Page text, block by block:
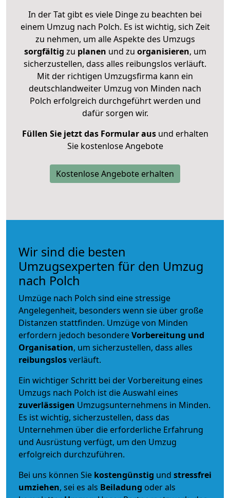
In der Tat gibt es viele Dinge zu beachten bei
einem Umzug nach Polch. Es ist wichtig, sich Zeit
zu nehmen, um alle Aspekte des Umzugs
sorgfältig zu planen und zu organisieren, um
sicherzustellen, dass alles reibungslos verläuft.
Mit der richtigen Umzugsfirma kann ein
deutschlandweiter Umzug von Minden nach
Polch erfolgreich durchgeführt werden und
dafür sorgen wir.
Füllen Sie jetzt das Formular ausund erhalten
Sie kostenlose Angebote
Kostenlose Angebote erhalten
Wir sind die besten
Umzugsexperten für den Umzug
nach Polch
Umzüge nach Polch sind eine stressige
Angelegenheit, besonders wenn sie über große
Distanzen stattfinden. Umzüge von Minden
erfordern jedoch besondereVorbereitung und
Organisation, um sicherzustellen, dass alles
reibungslosverläuft.
Ein wichtiger Schritt bei der Vorbereitung eines
Umzugs nach Polch ist die Auswahl eines
zuverlässigen Umzugsunternehmens in Minden.
Es ist wichtig, sicherzustellen, dass das
Unternehmen über die erforderliche Erfahrung
und Ausrüstung verfügt, um den Umzug
erfolgreich durchzuführen.
Bei uns können Sie kostengünstig und stressfrei
umziehen, sei es als Beiladung oder als